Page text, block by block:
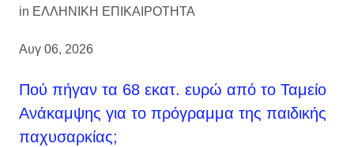
in ΕΛΛΗΝΙΚΗ ΕΠΙΚΑΙΡΟΤΗΤΑ
Αυγ 06, 2026
Πού πήγαν τα 68 εκατ. ευρώ από το Ταμείο
Ανάκαμψης για το πρόγραμμα της παιδικής
παχυσαρκίας;